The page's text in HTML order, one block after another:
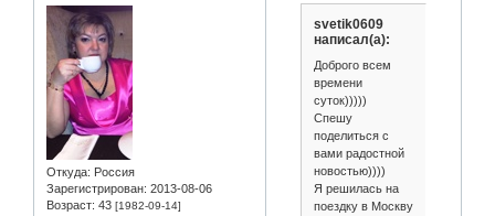
Откуда: Россия
Зарегистрирован: 2013-08-06
Возраст: 43 [1982-09-14]
svetik0609
написал(а):
Доброго всем
времени
суток)))))
Спешу
поделиться с
вами радостной
новостью))))
Я решилась на
поездку в Москву